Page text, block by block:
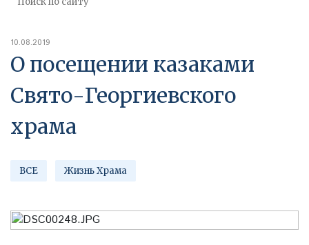
10.08.2019
О посещении казаками
Свято-Георгиевского
храма
ВСЕ Жизнь Храма